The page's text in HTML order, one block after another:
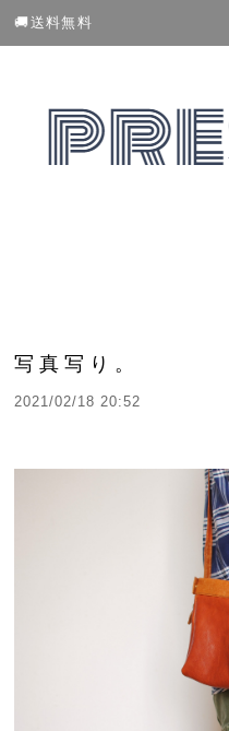
🚚送料無料
写真写り。
2021/02/18 20:52